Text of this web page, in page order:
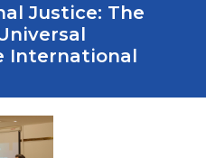
Justice: The
International